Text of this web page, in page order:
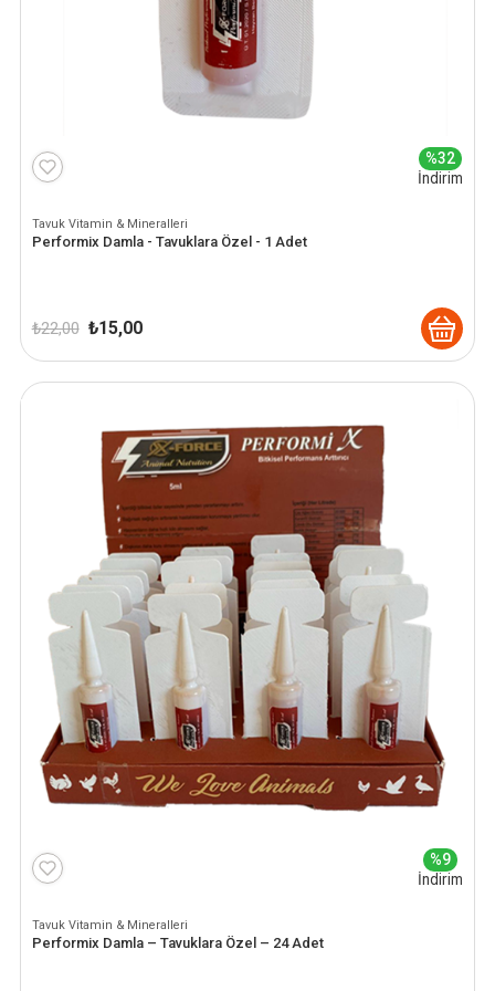
%32
İndirim
Tavuk Vitamin & Mineralleri
Performix Damla - Tavuklara Özel - 1 Adet
₺22,00 Orijinal
₺ 22,00.
₺15,00Şu
fiyat:
₺ 15,00.
%9
İndirim
Tavuk Vitamin & Mineralleri
Performix Damla – Tavuklara Özel – 24 Adet